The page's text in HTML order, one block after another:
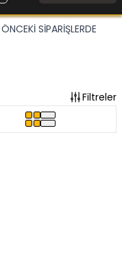
SİPARİŞLERDE
Filtreler